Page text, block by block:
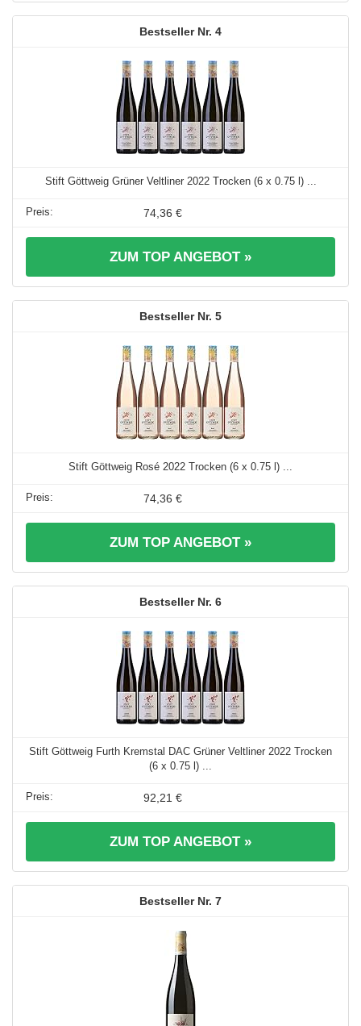
4
Stift Göttweig Grüner Veltliner 2022 Trocken (6 x 0.75 l) ...
74,36 €
ZUM TOP ANGEBOT »
5
Stift Göttweig Rosé 2022 Trocken (6 x 0.75 l) ...
74,36 €
ZUM TOP ANGEBOT »
6
Stift Göttweig Furth Kremstal DAC Grüner Veltliner 2022 Trocken
(6 x 0.75 l) ...
92,21 €
ZUM TOP ANGEBOT »
7